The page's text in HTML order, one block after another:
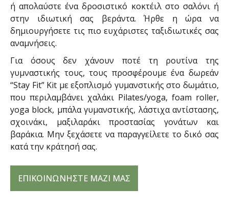
ή απολαύστε ένα δροσιστικό κοκτέιλ στο σαλόνι ή
στην ιδιωτική σας βεράντα. Ήρθε η ώρα να
δημιουργήσετε τις πιο ευχάριστες ταξιδιωτικές σας
αναμνήσεις.
Για όσους δεν χάνουν ποτέ τη ρουτίνα της
γυμναστικής τους, τους προσφέρουμε ένα δωρεάν
“Stay Fit” Kit με εξοπλισμό γυμανστικής στο δωμάτιο,
που περιλαμβάνει χαλάκι Pilates/yoga, foam roller,
yoga block, μπάλα γυμανστικής, λάστιχα αντίστασης,
σχοινάκι, μαξιλαράκι προστασίας γονάτων και
βαράκια. Μην ξεχάσετε να παραγγείλετε το δικό σας
κατά την κράτησή σας.
ΕΠΙΚΟΙΝΩΝΗΣΤΕ ΜΑΖΙ ΜΑΣ